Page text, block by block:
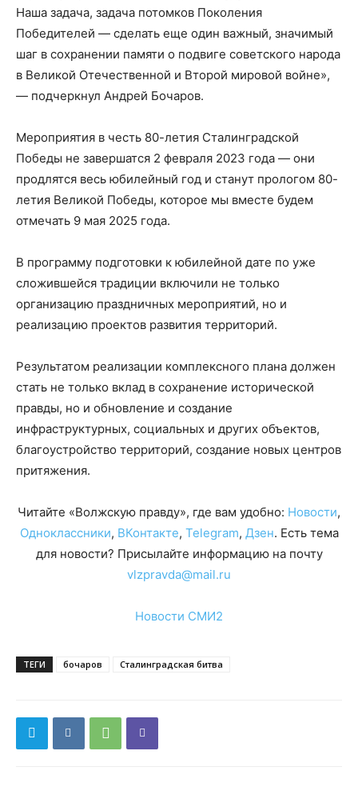
Наша задача, задача потомков Поколения
Победителей — сделать еще один важный, значимый
шаг в сохранении памяти о подвиге советского народа
в Великой Отечественной и Второй мировой войне»,
— подчеркнул Андрей Бочаров.
Мероприятия в честь 80-летия Сталинградской
Победы не завершатся 2 февраля 2023 года — они
продлятся весь юбилейный год и станут прологом 80-
летия Великой Победы, которое мы вместе будем
отмечать 9 мая 2025 года.
В программу подготовки к юбилейной дате по уже
сложившейся традиции включили не только
организацию праздничных мероприятий, но и
реализацию проектов развития территорий.
Результатом реализации комплексного плана должен
стать не только вклад в сохранение исторической
правды, но и обновление и создание
инфраструктурных, социальных и других объектов,
благоустройство территорий, создание новых центров
притяжения.
Читайте «Волжскую правду», где вам удобно: Новости,
Одноклассники, ВКонтакте, Telegram, Дзен. Есть тема
для новости? Присылайте информацию на почту
vlzpravda@mail.ru
Новости СМИ2
ТЕГИ бочаров Сталинградская битва